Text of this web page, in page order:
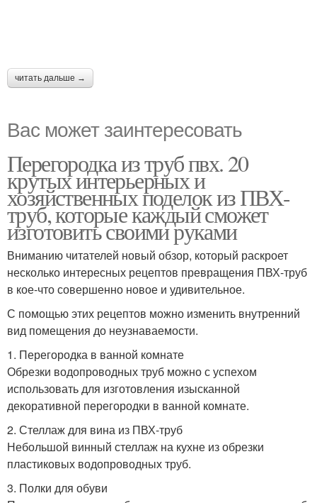
читать дальше →
Вас может заинтересовать
Перегородка из труб пвх. 20
крутых интерьерных и
хозяйственных поделок из ПВХ-
труб, которые каждый сможет
изготовить своими руками
Вниманию читателей новый обзор, который раскроет
несколько интересных рецептов превращения ПВХ-труб
в кое-что совершенно новое и удивительное.
С помощью этих рецептов можно изменить внутренний
вид помещения до неузнаваемости.
1. Перегородка в ванной комнате
Обрезки водопроводных труб можно с успехом
использовать для изготовления изысканной
декоративной перегородки в ванной комнате.
2. Стеллаж для вина из ПВХ-труб
Небольшой винный стеллаж на кухне из обрезки
пластиковых водопроводных труб.
3. Полки для обуви